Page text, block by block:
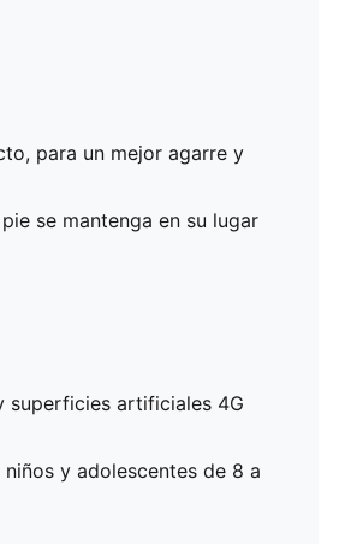
para un mejor agarre y
se mantenga en su lugar
superficies artificiales 4G
y adolescentes de 8 a